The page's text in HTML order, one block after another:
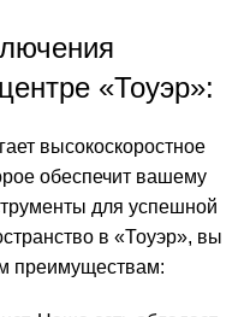
«Тоуэр»:
высокоскоростное
обеспечит вашему
для успешной
в «Тоуэр», вы
преимуществам: